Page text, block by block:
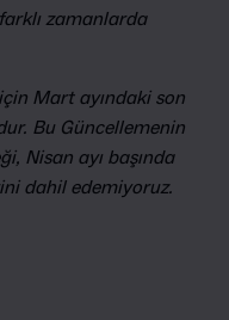
zamanlarda
Mart ayındaki son
Bu Güncellemenin
Nisan ayı başında
dahil edemiyoruz.